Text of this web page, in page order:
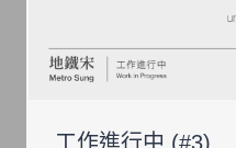
工作進行中 (#3)